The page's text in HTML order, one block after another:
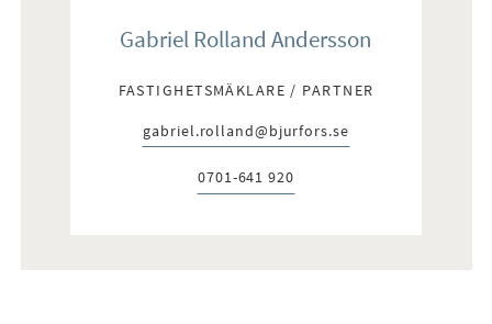
Gabriel Rolland Andersson
FASTIGHETSMÄKLARE / PARTNER
E-post:
gabriel.rolland@bjurfors.se
Telefon:
0701-641 920